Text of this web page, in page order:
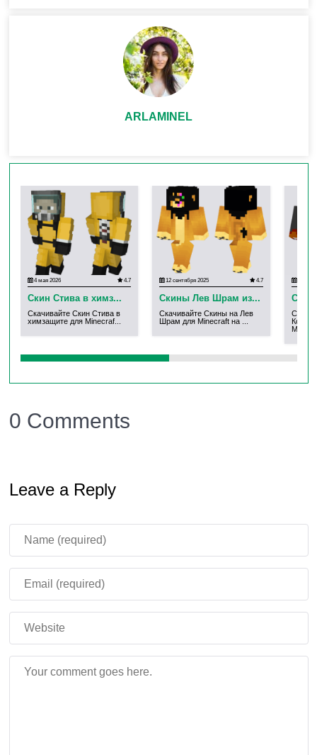
ARLAMINEL
4 мая 2026 4.7
Скин Стива в химз...
Скачивайте Скин Стива в
химзащите для Minecraf...
12 сентября 2025 4.7
Скины Лев Шрам из...
Скачивайте Скины на Лев
Шрам для Minecraft на ...
11
0 Comments
Leave a Reply